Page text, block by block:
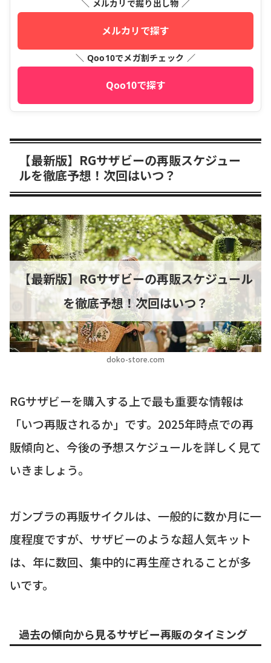
＼ メルカリで掘り出し物 ／
メルカリで探す
＼ Qoo10でメガ割チェック ／
Qoo10で探す
【最新版】RGサザビーの再販スケジュー
ルを徹底予想！次回はいつ？
doko-store.com
【最新版】RGサザビーの再販スケジュール
を徹底予想！次回はいつ？
RGサザビーを購入する上で最も重要な情報は
「いつ再販されるか」です。2025年時点での再
販傾向と、今後の予想スケジュールを詳しく見て
いきましょう。
ガンプラの再販サイクルは、一般的に数か月に一
度程度ですが、サザビーのような超人気キット
は、年に数回、集中的に再生産されることが多
いです。
過去の傾向から見るサザビー再販のタイミング